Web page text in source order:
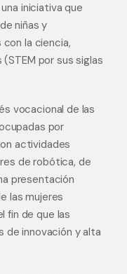
iniciativa que
niñas y
la ciencia,
por sus siglas
vocacional de las
por
actividades
de robótica, de
presentación
las mujeres
fin de que las
de innovación y alta